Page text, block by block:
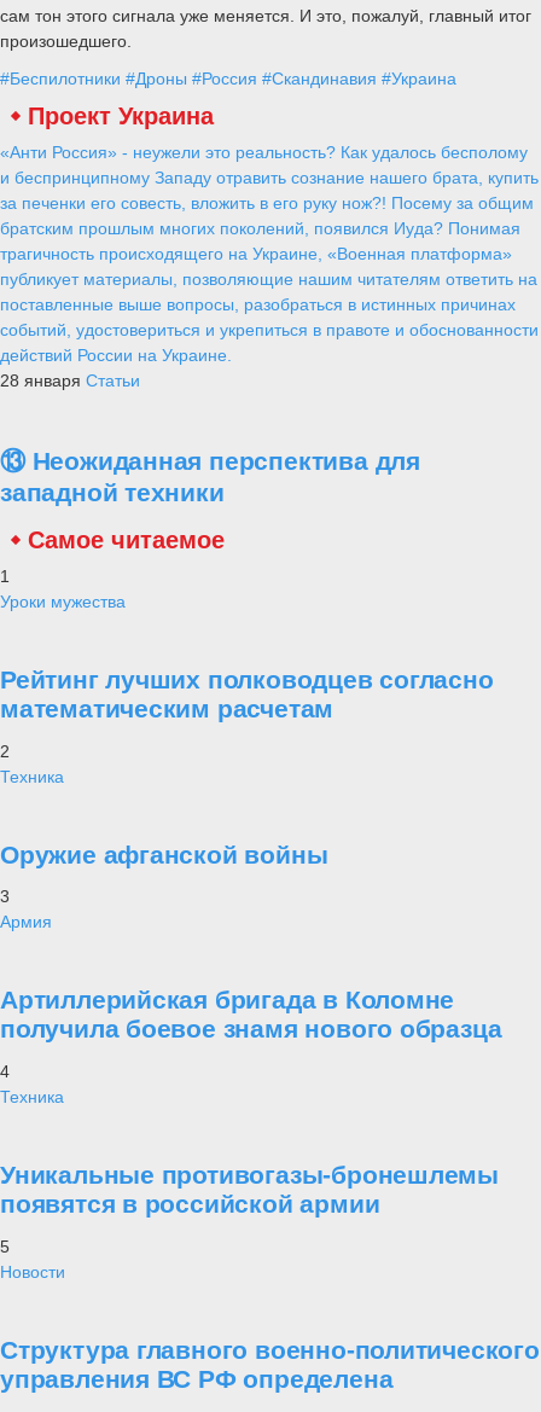
сам тон этого сигнала уже меняется. И это, пожалуй, главный итог
произошедшего.
#Беспилотники #Дроны #Россия #Скандинавия #Украина
Проект Украина
«Анти Россия» - неужели это реальность? Как удалось бесполому
и беспринципному Западу отравить сознание нашего брата, купить
за печенки его совесть, вложить в его руку нож?! Посему за общим
братским прошлым многих поколений, появился Иуда? Понимая
трагичность происходящего на Украине, «Военная платформа»
публикует материалы, позволяющие нашим читателям ответить на
поставленные выше вопросы, разобраться в истинных причинах
событий, удостовериться и укрепиться в правоте и обоснованности
действий России на Украине.
28 января Статьи
⑬ Неожиданная перспектива для
западной техники
Самое читаемое
1
Уроки мужества
Рейтинг лучших полководцев согласно
математическим расчетам
2
Техника
Оружие афганской войны
3
Армия
Артиллерийская бригада в Коломне
получила боевое знамя нового образца
4
Техника
Уникальные противогазы-бронешлемы
появятся в российской армии
5
Новости
Структура главного военно-политического
управления ВС РФ определена